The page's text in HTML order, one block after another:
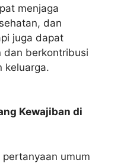
menjaga
dan
juga dapat
dan berkontribusi
keluarga.
Kewajiban di
umum